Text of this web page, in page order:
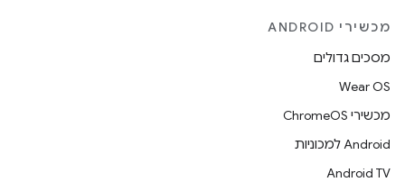
מכשירי ANDROID
מסכים גדולים
Wear OS
מכשירי ChromeOS
Android למכוניות
Android TV